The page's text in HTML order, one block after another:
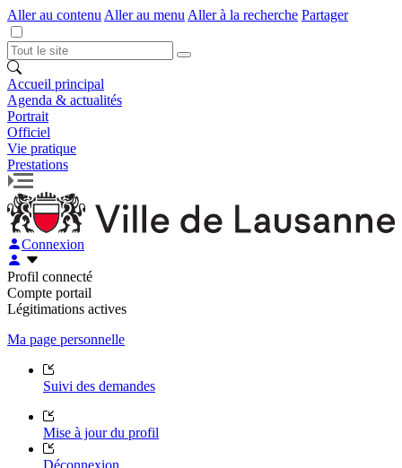
Aller au contenu Aller au menu Aller à la recherche Partager
Accueil principal
Agenda & actualités
Portrait
Officiel
Vie pratique
Prestations
Connexion
Profil connecté
Compte portail
Légitimations actives
Ma page personnelle
Suivi des demandes
Mise à jour du profil
Déconnexion